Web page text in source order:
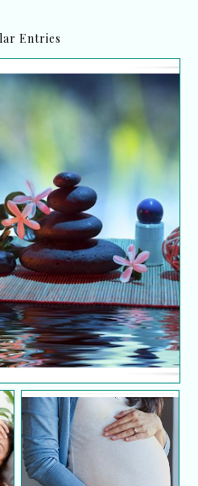
Entries
ketika hamil
100 Panduan Siap Sedia
Bersalin